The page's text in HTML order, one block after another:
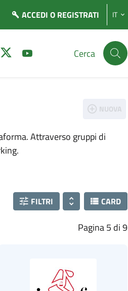
ACCEDI O REGISTRATI IT
Cerca
NUOVA
Attraverso gruppi di
FILTRI CARD
Pagina 5 di 9